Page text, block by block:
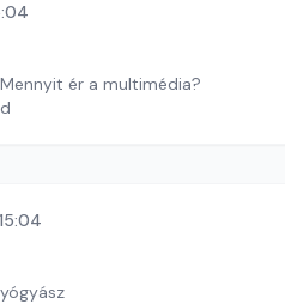
ér a multimédia?
15:04